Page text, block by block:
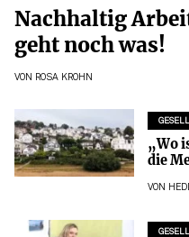
Nachhaltig
geht noch was!
VON ROSA KROHN
„Wo
die
VON